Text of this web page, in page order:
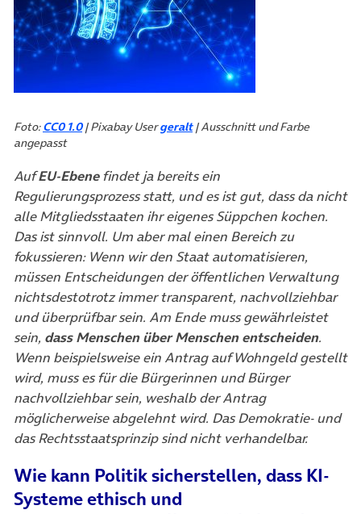
Foto:CC0 1.0| Pixabay Usergeralt| Ausschnitt und Farbe
angepasst
AufEU-Ebenefindet ja bereits ein
Regulierungsprozess statt, und es ist gut, dass da nicht
alle Mitgliedsstaaten ihr eigenes Süppchen kochen.
Das ist sinnvoll. Um aber mal einen Bereich zu
fokussieren: Wenn wir den Staat automatisieren,
müssen Entscheidungen der öffentlichen Verwaltung
nichtsdestotrotz immer transparent, nachvollziehbar
und überprüfbar sein. Am Ende muss gewährleistet
sein, dass Menschen über Menschen entscheiden.
Wenn beispielsweise ein Antrag auf Wohngeld gestellt
wird, muss es für die Bürgerinnen und Bürger
nachvollziehbar sein, weshalb der Antrag
möglicherweise abgelehnt wird. Das Demokratie- und
das Rechtsstaatsprinzip sind nicht verhandelbar.
Wie kann Politik sicherstellen, dass KI-
Systeme ethisch und